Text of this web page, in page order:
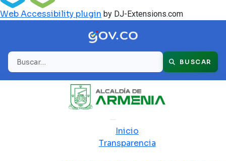
Web Accessibility plugin by DJ-Extensions.com
Buscar BUSCAR
Inicio
Transparencia